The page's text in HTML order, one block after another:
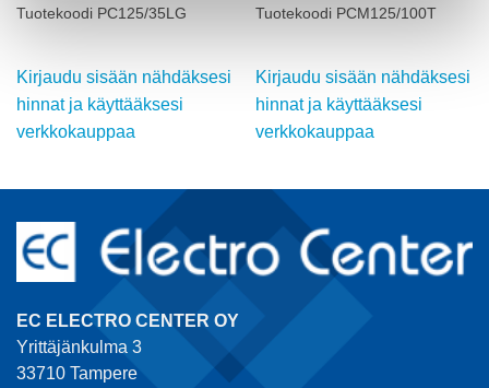
Tuotekoodi PC125/35LG
Kirjaudu sisään nähdäksesi
hinnat ja käyttääksesi
verkkokauppaa
Tuotekoodi PCM125/100T
Kirjaudu sisään nähdäksesi
hinnat ja käyttääksesi
verkkokauppaa
EC ELECTRO CENTER OY
Yrittäjänkulma 3
33710 Tampere